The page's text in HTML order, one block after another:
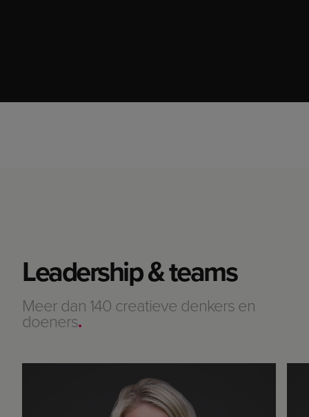
Leadership & teams
Meer dan 140 creatieve denkers en
doeners.